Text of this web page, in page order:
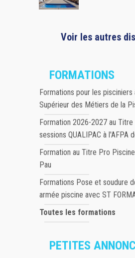
Voir les autres
FORMATIONS
Formations pour les
Supérieur des Métiers de la
Formation 2026-2027 au
sessions QUALIPAC à l'AFPA
Formation au Titre Pro
Pau
Formations Pose et soudure
armée piscine avec ST
Toutes les formations
PETITES